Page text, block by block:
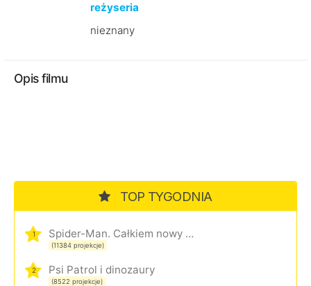
reżyseria
nieznany
Opis filmu
TOP TYGODNIA
1 Spider-Man. Całkiem nowy dzień
(11384 projekcje)
2 Psi Patrol i dinozaury
(8522 projekcje)